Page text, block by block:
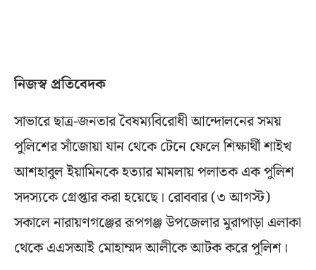
নিজস্ব প্রতিবেদক
সাভারে ছাত্র-জনতার বৈষম্যবিরোধী আন্দোলনের সময়
পুলিশের সাঁজোয়া যান থেকে টেনে ফেলে শিক্ষার্থী শাইখ
আশহাবুল ইয়ামিনকে হত্যার মামলায় পলাতক এক পুলিশ
সদস্যকে গ্রেপ্তার করা হয়েছে। রোববার (৩ আগস্ট)
সকালে নারায়ণগঞ্জের রূপগঞ্জ উপজেলার মুরাপাড়া এলাকা
থেকে এএসআই মোহাম্মদ আলীকে আটক করে পুলিশ।